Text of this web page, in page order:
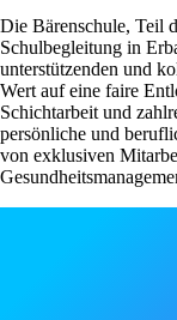
Die Bärenschule, Teil
Schulbegleitung in
unterstützenden und
Wert auf eine faire
Schichtarbeit und
persönliche und
von exklusiven